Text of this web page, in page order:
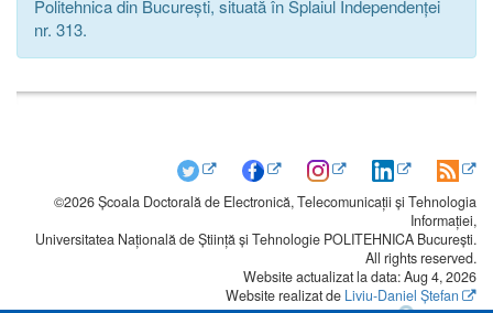
Politehnica din București, situată în Splaiul Independenței
nr. 313.
©2026 Școala Doctorală de Electronică, Telecomunicații și Tehnologia
Informației,
Universitatea Națională de Știință și Tehnologie POLITEHNICA București.
All rights reserved.
Website actualizat la data: Aug 4, 2026
Website realizat de Liviu-Daniel Ștefan